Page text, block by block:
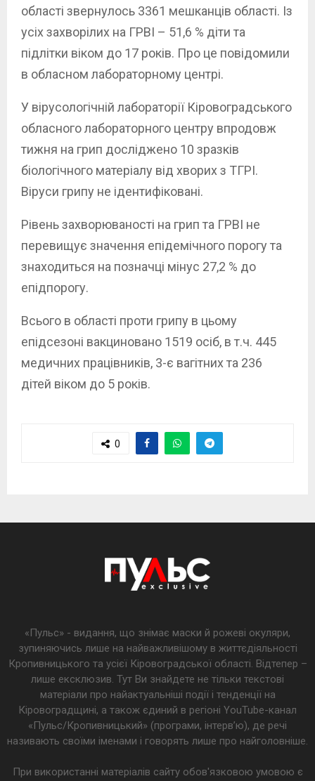
області звернулось 3361 мешканців області. Із
усіх захворілих на ГРВІ – 51,6 % діти та
підлітки віком до 17 років. Про це повідомили
в обласном лабораторному центрі.
У вірусологічній лабораторії Кіровоградського
обласного лабораторного центру впродовж
тижня на грип досліджено 10 зразків
біологічного матеріалу від хворих з ТГРІ.
Віруси грипу не ідентифіковані.
Рівень захворюваності на грип та ГРВІ не
перевищує значення епідемічного порогу та
знаходиться на позначці мінус 27,2 % до
епідпорогу.
Всього в області проти грипу в цьому
епідсезоні вакциновано 1519 осіб, в т.ч. 445
медичних працівників, 3-є вагітних та 236
дітей віком до 5 років.
0
«Пульс» - видання, що знімає маски й рожеві окуляри,
зупиняючись лише на найважливішому в життєдіяльності
Кропивницького та усієї Кіровоградської області. Відтепер –
лише ексклюзив. Тут Ви знайдете не тільки текстові
матеріали про найактуальніші події і тенденції на
Кіровоградщині, а також єдиний в регіоні YouTube-канал
«Пульс/Кропивницький» (програми, інтерв’ю), де речі
називають своїми іменами і говорять лише про найголовніше.
При використанні матеріалів сайту обов'язковою умовою є